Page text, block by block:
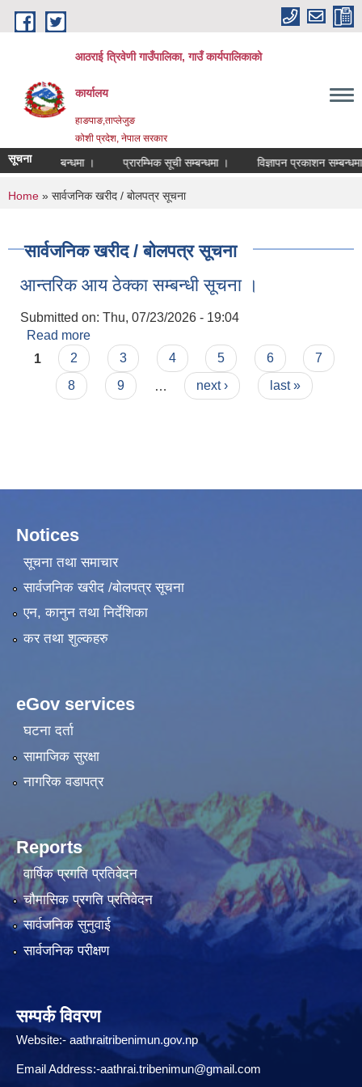
Skip to main content
आठराई त्रिवेणी गाउँपालिका, गाउँ कार्यपालिकाको
कार्यालय
हाङपाङ,ताप्लेजुङ
कोशी प्रदेश, नेपाल सरकार
सूचना
प्रकाशन सम्बन्धमा । प्रारम्भिक सूची सम्बन्धमा । विज्ञापन प्रकाशन सम्बन्धमा
You are here
Home » सार्वजनिक खरीद / बोलपत्र सूचना
सार्वजनिक खरीद / बोलपत्र सूचना
आन्तरिक आय ठेक्का सम्बन्धी सूचना ।
Submitted on: Thu, 07/23/2026 - 19:04
Read more
Pages
1 2 3 4 5 6
7
8
9 next › last »
Notices
सूचना तथा समाचार
सार्वजनिक खरीद /बोलपत्र सूचना
एन, कानुन तथा निर्देशिका
कर तथा शुल्कहरु
eGov services
घटना दर्ता
सामाजिक सुरक्षा
नागरिक वडापत्र
Reports
वार्षिक प्रगति प्रतिवेदन
चौमासिक प्रगति प्रतिवेदन
सार्वजनिक सुनुवाई
सार्वजनिक परीक्षण
सम्पर्क विवरण
Website:-aathraitribenimun.gov.np
Email Address:-aathrai.tribenimun@gmail.com